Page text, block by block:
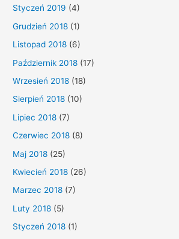
Styczeń 2019 (4)
Grudzień 2018 (1)
Listopad 2018 (6)
Październik 2018 (17)
Wrzesień 2018 (18)
Sierpień 2018 (10)
Lipiec 2018 (7)
Czerwiec 2018 (8)
Maj 2018 (25)
Kwiecień 2018 (26)
Marzec 2018 (7)
Luty 2018 (5)
Styczeń 2018 (1)